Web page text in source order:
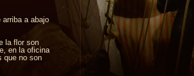
a abajo
la flor son
en la oficina
que no son